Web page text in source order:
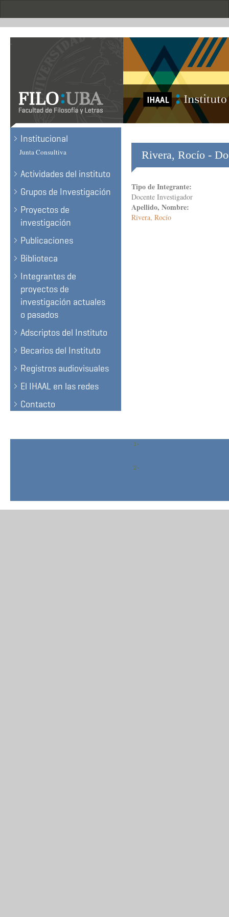
.
Institucional
Junta Consultiva
Actividades del instituto
Grupos de Investigación
Proyectos de
investigación
Publicaciones
Biblioteca
Integrantes de
proyectos de
investigación actuales
o pasados
Adscriptos del Instituto
Becarios del Instituto
Registros audiovisuales
El IHAAL en las redes
Contacto
Rivera, Rocío -
Tipo de Integrante:
Docente Investigador
Apellido, Nombre:
Rivera, Rocío